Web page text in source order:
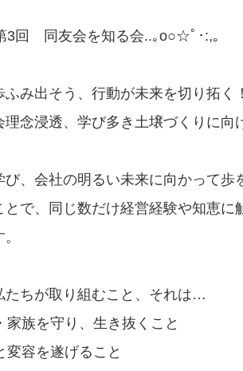
回 同友会を知る会..｡o○☆ﾟ･:,｡
動が未来を切り拓く！
多き土壌づくりに向け
、会社の明るい未来に向かって歩
で、同じ数だけ経営経験や知恵に
たちが取り組むこと、それは…
族を守り、生き抜くこと
変容を遂げること